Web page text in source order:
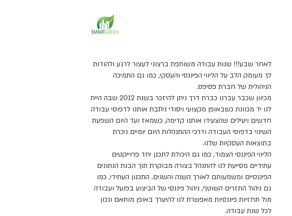
לאחר שבע!!! שנות עבודה משותפת ברצוני לעצור לרגע ולהודות
לך מעומק הלב על הליווי הפיננסי והעסקי, כמו גם התמיכה
הניהולית של חברת פסיפס.
מכיוון שכבר עברנו כברת דרך ניתן להיזכר בשנת 2012 שבה היית
לנו יד מכוונת כשבאופן מקצועי ויסודי ניתבת אותנו לדפוסי עבודה
חדשים ויעילים שהצעידו אותנו קדימה, כשמאז ועד היום השפעת
השינוי בדפוסי העבודה ודרכי ההתנהלות היום יומיים ניכרת
בתוצאות העסקיות שלנו.
הליווי הפיננסי הצמוד, כמו גם היכולת לתכנן יחד פרוייקטים
עתידיים מסייעת לנו להתנהל בצורה מבוקרת תוך הבנת הנתונים
הפיננסיים ומשמעותם לאורך השנה והשנים. התכנון העתידי, כמו
גם ניהול התזרים השוטף, ניהול פיננסי של הביצוע בפועל ועבודה
מול תחזיות פיננסיות מאפשרת לנו להיערך באופן מותאם ונכון
לכל שנת עבודה.